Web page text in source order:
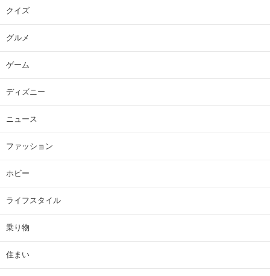
クイズ
グルメ
ゲーム
ディズニー
ニュース
ファッション
ホビー
ライフスタイル
乗り物
住まい